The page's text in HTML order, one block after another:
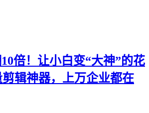
倍！让小白变“大神”的花
辑神器，上万企业都在